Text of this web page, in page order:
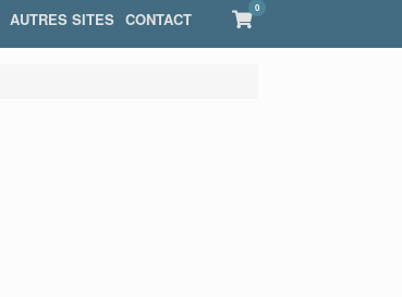
AUTRES SITES CONTACT View
shopping
cart
0